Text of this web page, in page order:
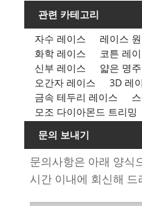
관련 카테고리
자수 레이스
레이스
화학 레이스
코튼 레
신부 레이스
얇은 명
오간자 레이스
3D 레
금속 테두리 레이스
모조 다이아몬드 트리밍
문의 보내기
문의사항은 아래 양식
시간 이내에 회신해 드